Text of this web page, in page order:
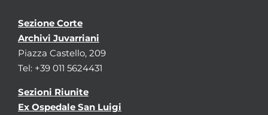
Sezione Corte
Archivi Juvarriani
Piazza Castello, 209
Tel: +39 011 5624431
Sezioni Riunite
Ex Ospedale San Luigi